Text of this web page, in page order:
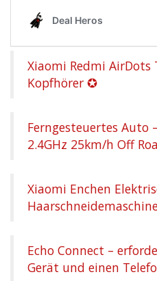
Xiaomi Redmi AirDots
Kopfhörer ✪
Ferngesteuertes Auto
2.4GHz 25km/h Off
Xiaomi Enchen
Echo Connect –
Gerät und einen